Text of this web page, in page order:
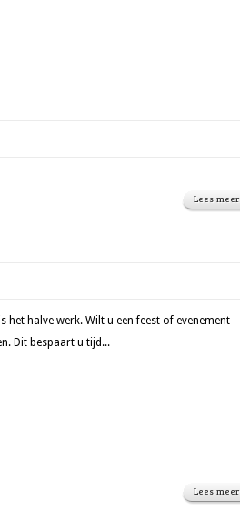
Lees meer
halve werk. Wilt u een feest of evenement
Dit bespaart u tijd...
Lees meer